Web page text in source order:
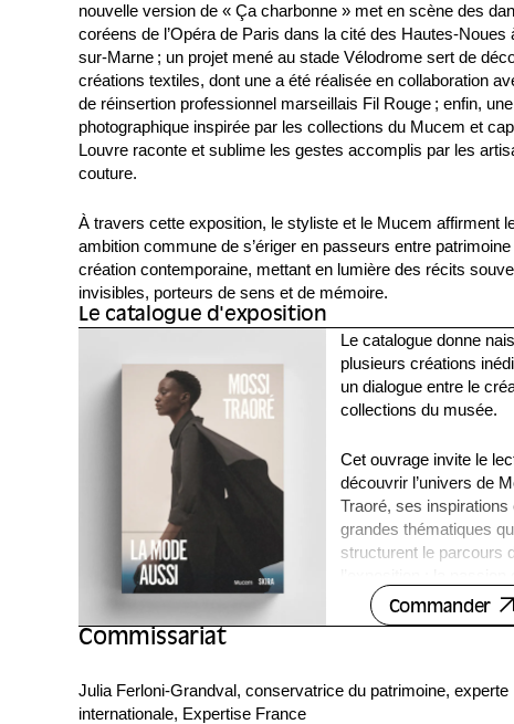
nouvelle version de « Ça charbonne » met en scène des
coréens de l’Opéra de Paris dans la cité des Hautes-Noues
sur-Marne ; un projet mené au stade Vélodrome sert de
créations textiles, dont une a été réalisée en collaboration
de réinsertion professionnel marseillais Fil Rouge ; enfin,
photographique inspirée par les collections du Mucem et
Louvre raconte et sublime les gestes accomplis par les
couture.
À travers cette exposition, le styliste et le Mucem affirment
ambition commune de s’ériger en passeurs entre patrimoine
création contemporaine, mettant en lumière des récits
invisibles, porteurs de sens et de mémoire.
Le catalogue d'exposition
Le catalogue donne
plusieurs créations
un dialogue entre le
collections du musée.
Cet ouvrage invite le
découvrir l’univers de
Traoré, ses inspirations
grandes thématiques
structurent le parcours
comme langage
ses savoir-faire
notamment de la danse
Commander
Commissariat
Julia Ferloni-Grandval, conservatrice du patrimoine, experte
internationale, Expertise France